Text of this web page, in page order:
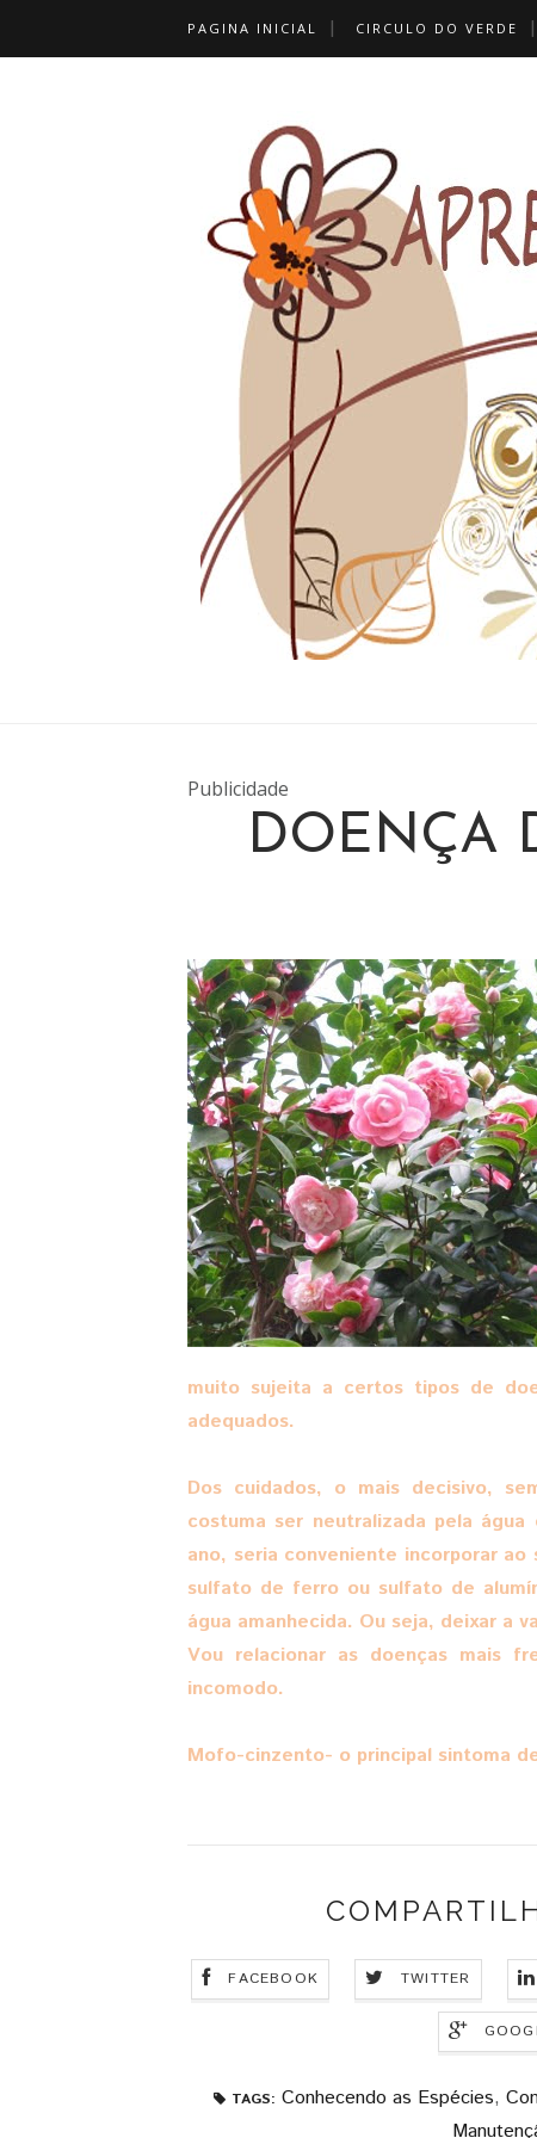
PAGINA INICIAL CIRCULO DO VERDE
Publicidade
DOENÇA
muito sujeita a certos tipos de
adequados.
Dos cuidados, o mais decisivo,
costuma ser neutralizada pela
ano, seria conveniente incorporar
sulfato de ferro ou sulfato de
água amanhecida. Ou seja, deixar a
Vou relacionar as doenças mais
incomodo.
Mofo-cinzento- o principal sintoma
FACEBOOK TWITTER
TAGS: Conhecendo as Espécies,